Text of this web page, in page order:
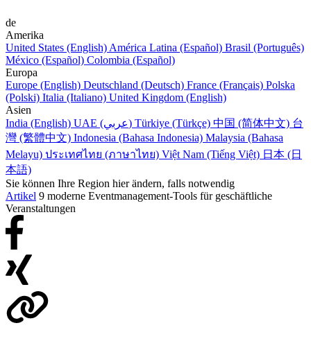
de
Amerika
United States (English) América Latina (Español) Brasil (Português)
México (Español) Colombia (Español)
Europa
Europe (English) Deutschland (Deutsch) France (Français) Polska
(Polski) Italia (Italiano) United Kingdom (English)
Asien
India (English)
UAE (عربي) Türkiye (Türkçe) 中国 (简体中文) 台
灣 (繁體中文) Indonesia (Bahasa Indonesia) Malaysia (Bahasa
Melayu) ประเทศไทย (ภาษาไทย) Việt Nam (Tiếng Việt) 日本 (日
本語)
Sie können Ihre Region hier ändern, falls notwendig
Artikel 9 moderne Eventmanagement-Tools für geschäftliche
Veranstaltungen